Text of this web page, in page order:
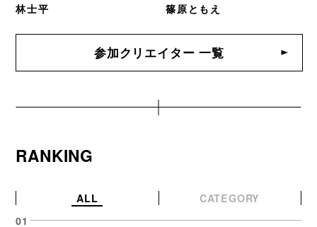
林士平 篠原ともえ
参加クリエイター 一覧
RANKING
ALL CATEGORY